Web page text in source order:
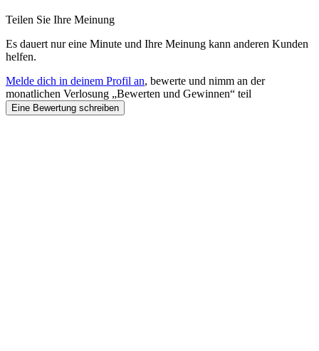
Teilen Sie Ihre Meinung
Es dauert nur eine Minute und Ihre Meinung kann anderen Kunden
helfen.
Melde dich in deinem Profil an, bewerte und nimm an der
monatlichen Verlosung „Bewerten und Gewinnen“ teil
Eine Bewertung schreiben